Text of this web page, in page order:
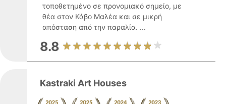
τοποθετημένο σε προνομιακό σημείο, με
θέα στον Κάβο Μαλέα και σε μικρή
απόσταση από την παραλία. ...
8.8
Kastraki Art Houses